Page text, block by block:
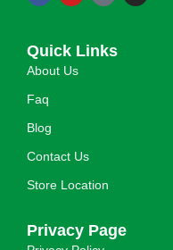
Quick Links
About Us
Faq
Blog
Contact Us
Store Location
Privacy Page